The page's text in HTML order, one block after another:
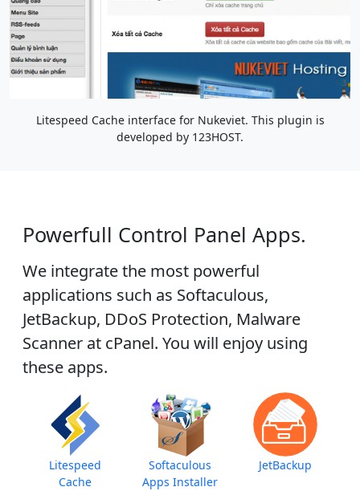
Litespeed Cache interface for Nukeviet. This plugin is
developed by 123HOST.
Powerfull Control Panel Apps.
We integrate the most powerful
applications such as Softaculous,
JetBackup, DDoS Protection, Malware
Scanner at cPanel. You will enjoy using
these apps.
Litespeed
Cache
Softaculous
Apps Installer
JetBackup